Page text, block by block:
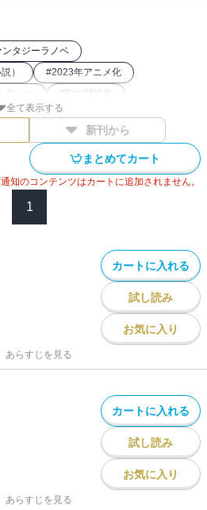
ンタジーラノベ
） #2023年アニメ化
ラノベ #Fate関連作
神話・伝承ラノベ
全て表示する
新刊から
まとめてカート
知のコンテンツはカートに追加されません。
1
カートに入れる
試し読み
お気に入り
あらすじを見る
カートに入れる
試し読み
お気に入り
あらすじを見る